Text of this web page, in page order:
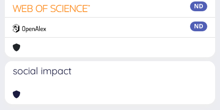
ND
ND
social impact